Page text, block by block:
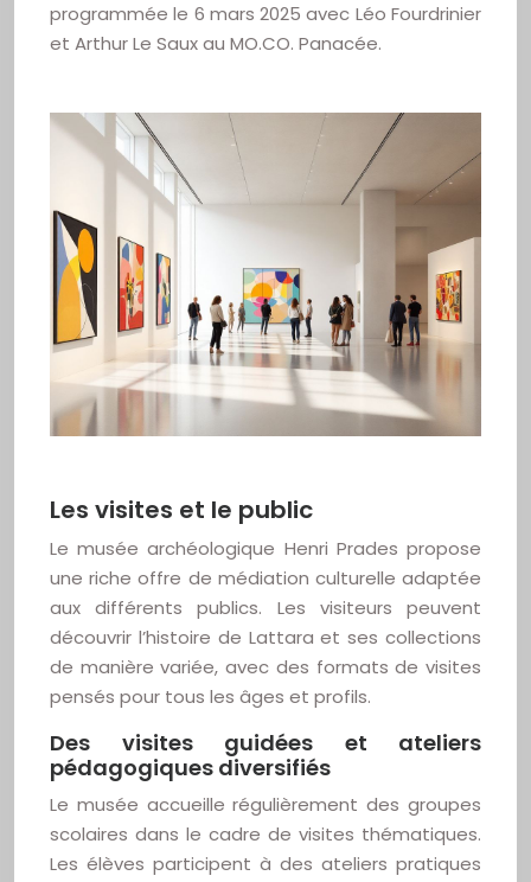
programmée le 6 mars 2025 avec Léo Fourdrinier
et Arthur Le Saux au MO.CO. Panacée.
Les visites et le public
Le musée archéologique Henri Prades propose
une riche offre de médiation culturelle adaptée
aux différents publics. Les visiteurs peuvent
découvrir l’histoire de Lattara et ses collections
de manière variée, avec des formats de visites
pensés pour tous les âges et profils.
Des visites guidées et ateliers
pédagogiques diversifiés
Le musée accueille régulièrement des groupes
scolaires dans le cadre de visites thématiques.
Les élèves participent à des ateliers pratiques